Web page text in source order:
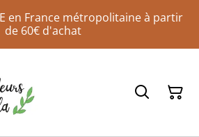
en France métropolitaine à partir
de 60€ d'achat